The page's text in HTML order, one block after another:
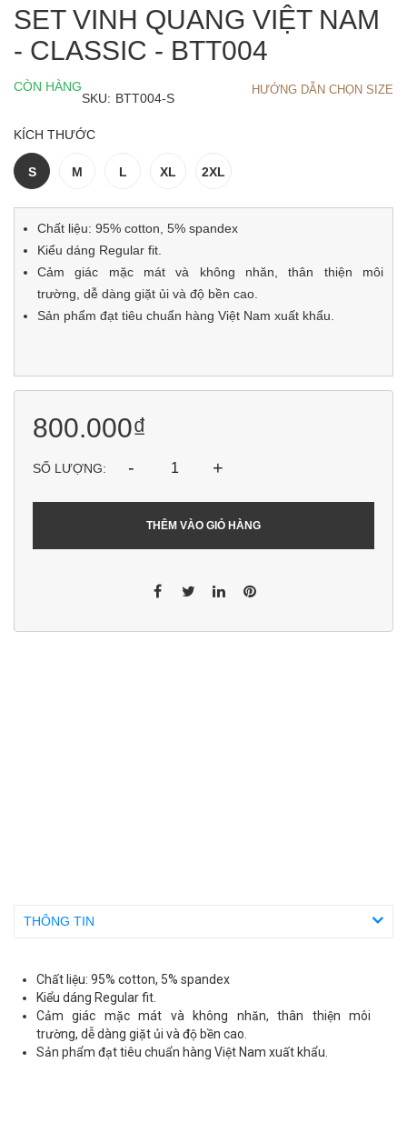
SET VINH QUANG VIỆT NAM
- CLASSIC - BTT004
CÒN HÀNG HƯỚNG DẪN CHỌN SIZE
SKU: BTT004-S
KÍCH THƯỚC
S M L XL 2XL
Chất liệu: 95% cotton, 5% spandex
Kiểu dáng Regular fit.
Cảm giác mặc mát và không nhăn, thân thiện môi
trường, dễ dàng giặt ủi và độ bền cao.
Sản phẩm đạt tiêu chuẩn hàng Việt Nam xuất khẩu.
800.000₫
SỐ LƯỢNG: - +
THÊM VÀO GIỎ HÀNG
THÔNG TIN
Chất liệu: 95% cotton, 5% spandex
Kiểu dáng Regular fit.
Cảm giác mặc mát và không nhăn, thân thiện môi
trường, dễ dàng giặt ủi và độ bền cao.
Sản phẩm đạt tiêu chuẩn hàng Việt Nam xuất khẩu.